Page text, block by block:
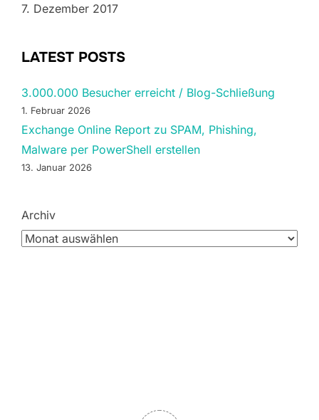
7. Dezember 2017
LATEST POSTS
3.000.000 Besucher erreicht / Blog-Schließung
1. Februar 2026
Exchange Online Report zu SPAM, Phishing,
Malware per PowerShell erstellen
13. Januar 2026
Archiv